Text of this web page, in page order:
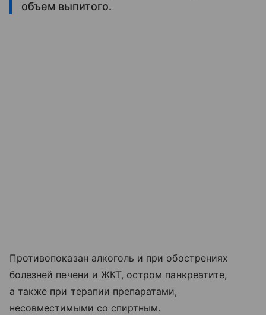
объем выпитого.
Противопоказан алкоголь и при обострениях
болезней печени и ЖКТ, остром панкреатите,
а также при терапии препаратами,
несовместимыми со спиртным.